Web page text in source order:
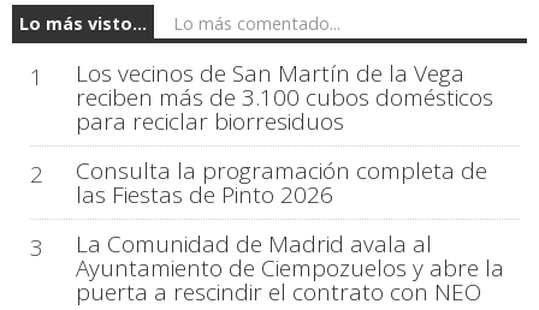
Lo más visto... Lo más comentado...
1 Los vecinos de San Martín de la Vega
reciben más de 3.100 cubos domésticos
para reciclar biorresiduos
2
Consulta la programación completa de
las Fiestas de Pinto 2026
3
La Comunidad de Madrid avala al
Ayuntamiento de Ciempozuelos y abre la
puerta a rescindir el contrato con NEO